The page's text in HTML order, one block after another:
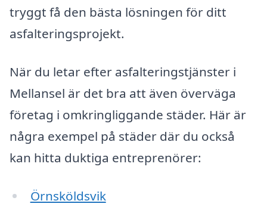
tryggt få den bästa lösningen för ditt
asfalteringsprojekt.
När du letar efter asfalteringstjänster i
Mellansel är det bra att även överväga
företag i omkringliggande städer. Här är
några exempel på städer där du också
kan hitta duktiga entreprenörer:
Örnsköldsvik